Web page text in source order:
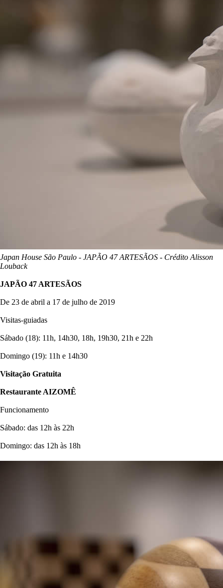
Japan House São Paulo - JAPÃO 47 ARTESÃOS - Crédito Alisson
Louback
JAPÃO 47 ARTESÃOS
De 23 de abril a 17 de julho de 2019
Visitas-guiadas
Sábado (18): 11h, 14h30, 18h, 19h30, 21h e 22h
Domingo (19): 11h e 14h30
Visitação Gratuita
Restaurante AIZOMÊ
Funcionamento
Sábado: das 12h às 22h
Domingo: das 12h às 18h